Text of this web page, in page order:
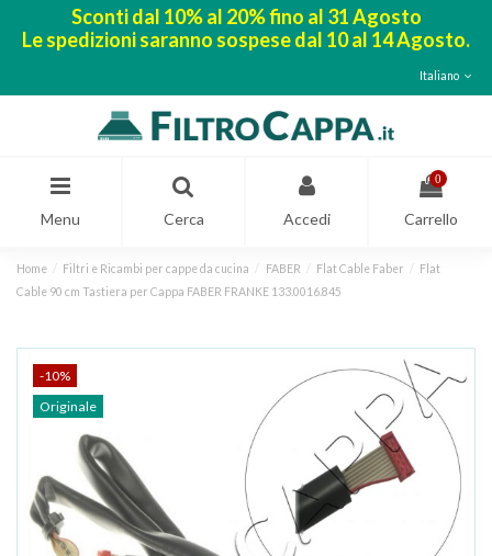
Sconti dal 10% al 20% fino al 31 Agosto
Le spedizioni saranno sospese dal 10 al 14 Agosto.
Italiano
Menu Cerca Accedi
0
Carrello
Home Filtri e Ricambi per cappe da cucina FABER Flat Cable Faber
Flat
Cable 90 cm Tastiera per Cappa FABER FRANKE 133.0016.845
-10%
Originale